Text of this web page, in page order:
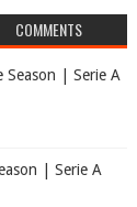
COMMENTS
Season | Serie A
| Serie A